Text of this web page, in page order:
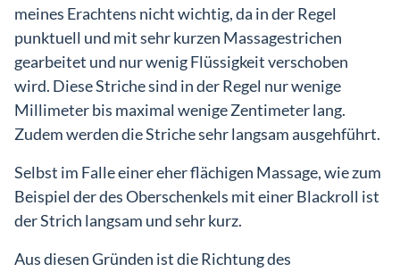
meines Erachtens nicht wichtig, da in der Regel
punktuell und mit sehr kurzen Massagestrichen
gearbeitet und nur wenig Flüssigkeit verschoben
wird. Diese Striche sind in der Regel nur wenige
Millimeter bis maximal wenige Zentimeter lang.
Zudem werden die Striche sehr langsam ausgehführt.
Selbst im Falle einer eher flächigen Massage, wie zum
Beispiel der des Oberschenkels mit einer Blackroll ist
der Strich langsam und sehr kurz.
Aus diesen Gründen ist die Richtung des